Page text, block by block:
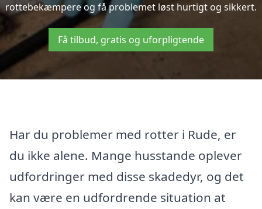
rottebekæmpere og få problemet løst hurtigt og sikkert.
Få tilbud, gratis og uforpligtende
Har du problemer med rotter i Rude, er
du ikke alene. Mange husstande oplever
udfordringer med disse skadedyr, og det
kan være en udfordrende situation at